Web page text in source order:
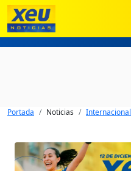
Portada Noticias Internacional